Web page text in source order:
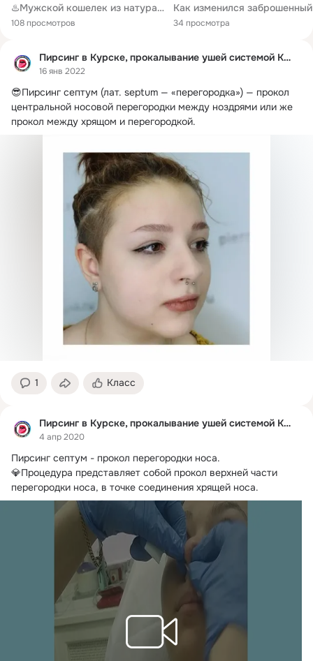
♨️Мужской кошелек из натуральной кожи в коробке, на магните♨️ 🛑Цена 400 грн 🛑 Натуральная кожа. На магните. Размер 10х12 см. С зажимом. Внутри тканевая перегородка. Без логотипов. В коробке
108 просмотров 34 просмотра
Пирсинг в Курске, прокалывание ушей системой Курск
16 янв 2022
😎Пирсинг септум (лат. septum — «перегородка») — прокол
центральной носовой перегородки между ноздрями или же
прокол между хрящом и перегородкой.
1 Класс
Пирсинг в Курске, прокалывание ушей системой Курск
4 апр 2020
Пирсинг септум - прокол перегородки носа.
💎Процедура представляет собой прокол верхней части
перегородки носа, в точке соединения хрящей носа.